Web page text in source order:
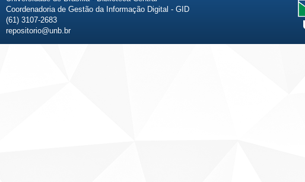
Coordenadoria de Gestão da Informação Digital - GID
(61) 3107-2683
repositorio@unb.br